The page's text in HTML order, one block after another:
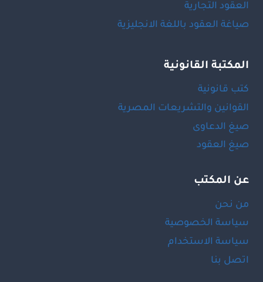
العقود التجارية
صياغة العقود باللغة الانجليزية
المكتبة القانونية
كتب قانونية
القوانين والتشريعات المصرية
صيغ الدعاوى
صيغ العقود
عن المكتب
من نحن
سياسة الخصوصية
سياسة الاستخدام
اتصل بنا